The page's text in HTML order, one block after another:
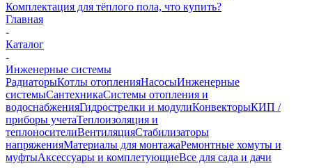
Комплектация для тёплого пола, что купить?
Главная
-
Каталог
-
Инженерные системы
РадиаторыКотлы отопленияНасосыИнженерные
системыСантехникаСистемы отопления и
водоснабженияГидрострелки и модулиКонвекторыКИП /
приборы учетаТеплоизоляция и
теплоносителиВентиляцияСтабилизаторы
напряженияМатериалы для монтажаРемонтные хомуты и
муфтыАксессуары и комплетующиеВсе для сада и дачи